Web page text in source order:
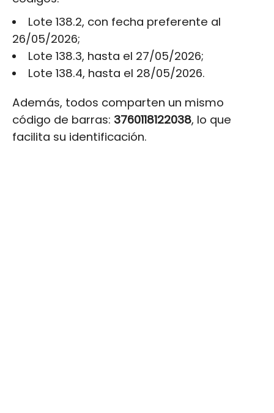
Lote 138.2, con fecha preferente al
26/05/2026;
Lote 138.3, hasta el 27/05/2026;
Lote 138.4, hasta el 28/05/2026.
Además, todos comparten un mismo
código de barras: 3760118122038, lo que
facilita su identificación.